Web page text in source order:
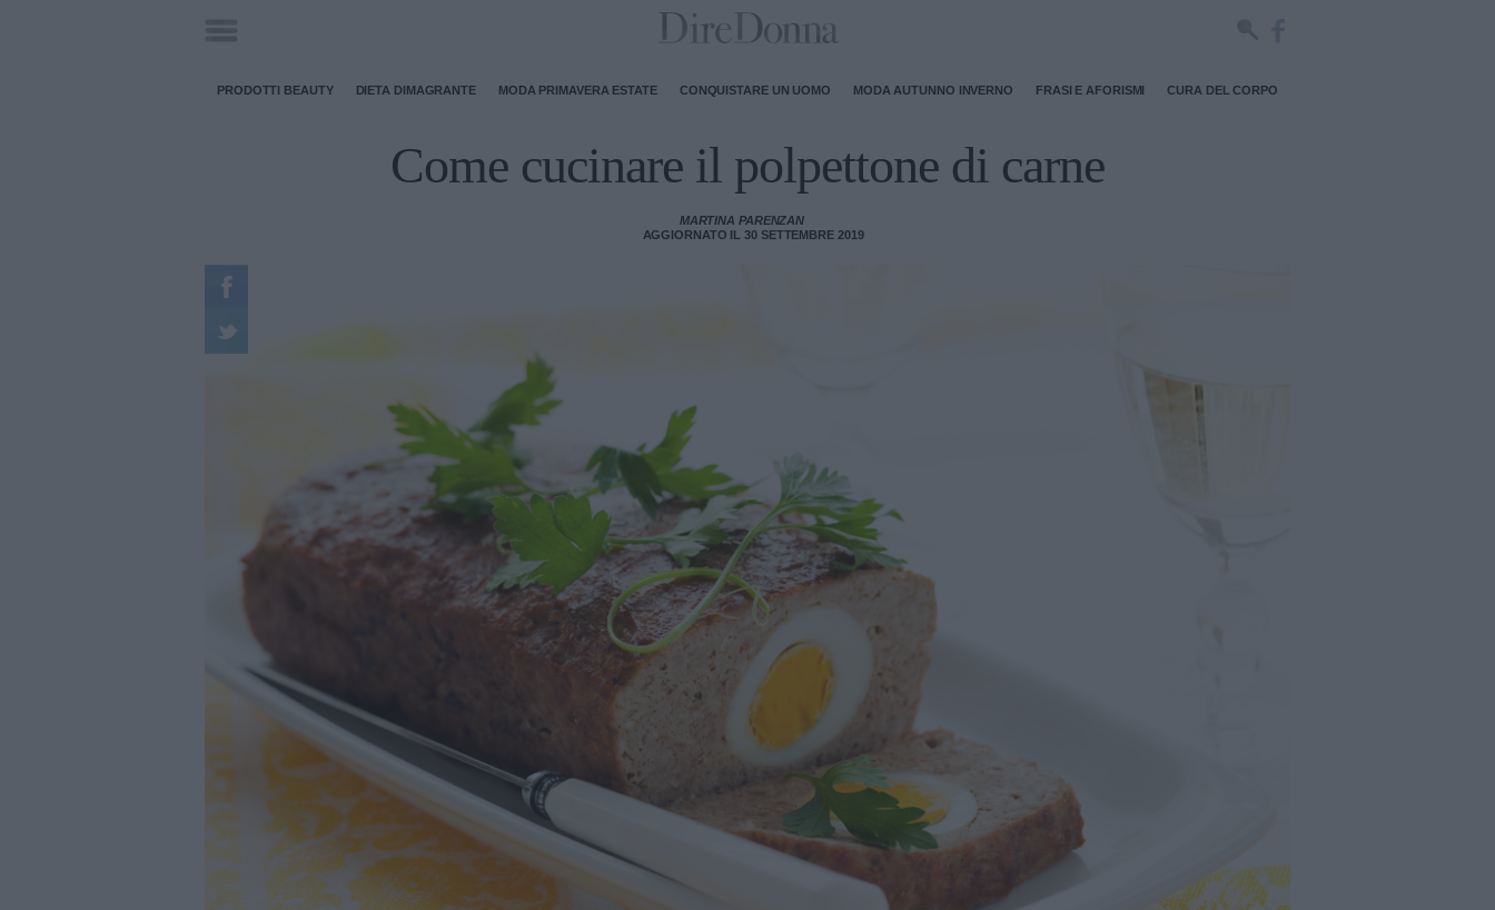
PRODOTTI BEAUTY DIETA DIMAGRANTE MODA PRIMAVERA ESTATE CONQUISTARE UN UOMO MODA AUTUNNO INVERNO FRASI E AFORISMI CURA DEL CORPO
Come cucinare il polpettone di carne
MARTINA PARENZAN
AGGIORNATO IL 30 SETTEMBRE 2019